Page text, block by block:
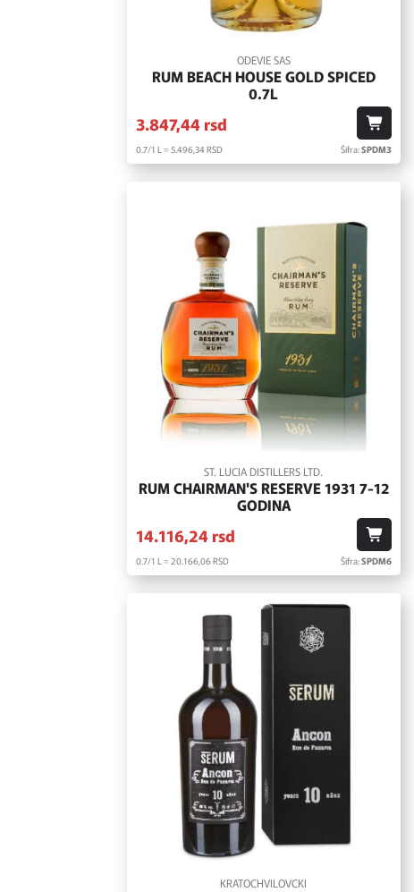
ODEVIE SAS
RUM BEACH HOUSE GOLD SPICED
0.7L
3.847,44rsd
0.7/1 L = 5.496,34 RSD Šifra:SPDM3
ST. LUCIA DISTILLERS LTD.
RUM CHAIRMAN'S RESERVE 1931 7-12
GODINA
14.116,24rsd
0.7/1 L = 20.166,06RSD Šifra:SPDM6
KRATOCHVILOVCKI